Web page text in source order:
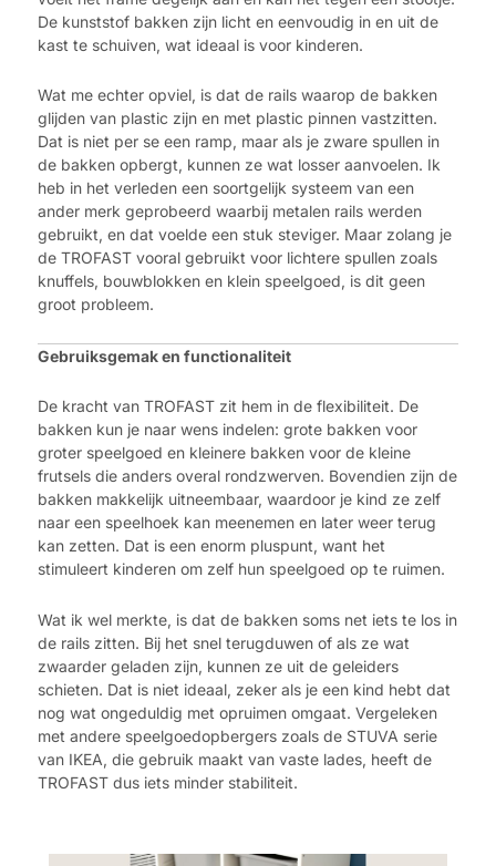
De kunststof bakken zijn licht en eenvoudig in en uit de
kast te schuiven, wat ideaal is voor kinderen.
Wat me echter opviel, is dat de rails waarop de bakken
glijden van plastic zijn en met plastic pinnen vastzitten.
Dat is niet per se een ramp, maar als je zware spullen in
de bakken opbergt, kunnen ze wat losser aanvoelen. Ik
heb in het verleden een soortgelijk systeem van een
ander merk geprobeerd waarbij metalen rails werden
gebruikt, en dat voelde een stuk steviger. Maar zolang je
de TROFAST vooral gebruikt voor lichtere spullen zoals
knuffels, bouwblokken en klein speelgoed, is dit geen
groot probleem.
Gebruiksgemak en functionaliteit
De kracht van TROFAST zit hem in de flexibiliteit. De
bakken kun je naar wens indelen: grote bakken voor
groter speelgoed en kleinere bakken voor de kleine
frutsels die anders overal rondzwerven. Bovendien zijn de
bakken makkelijk uitneembaar, waardoor je kind ze zelf
naar een speelhoek kan meenemen en later weer terug
kan zetten. Dat is een enorm pluspunt, want het
stimuleert kinderen om zelf hun speelgoed op te ruimen.
Wat ik wel merkte, is dat de bakken soms net iets te los in
de rails zitten. Bij het snel terugduwen of als ze wat
zwaarder geladen zijn, kunnen ze uit de geleiders
schieten. Dat is niet ideaal, zeker als je een kind hebt dat
nog wat ongeduldig met opruimen omgaat. Vergeleken
met andere speelgoedopbergers zoals de STUVA serie
van IKEA, die gebruik maakt van vaste lades, heeft de
TROFAST dus iets minder stabiliteit.